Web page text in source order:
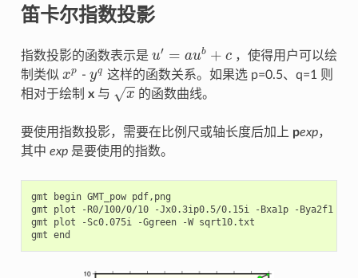
笛卡尔指数投影
指数投影的函数表示是 u′ = aub + c
u′ =au b+c
，使得用户可以绘
制类似 xp
xp - yq
yq 这样的函数关系。如果选 p=0.5、q=1 则
相对于绘制 x与 x
−
−
√
x 的函数曲线。
要使用指数投影，需要在比例尺或轴长度后加上 pexp，
其中 exp是要使用的指数。
gmt begin GMT_pow pdf,png
gmt plot -R0/100/0/10 -Jx0.3ip0.5/0.15i -Bxa1p -Bya2f1 -
gmt plot -Sc0.075i -Ggreen -W sqrt10.txt